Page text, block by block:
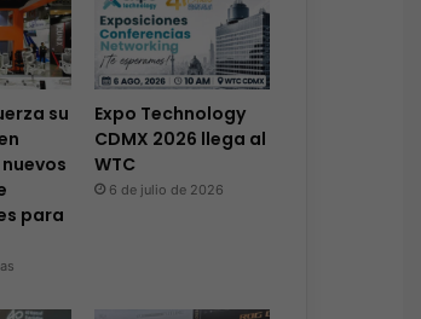
su
para
Expo Technology
CDMX 2026 llega al
WTC
6 de julio de 2026